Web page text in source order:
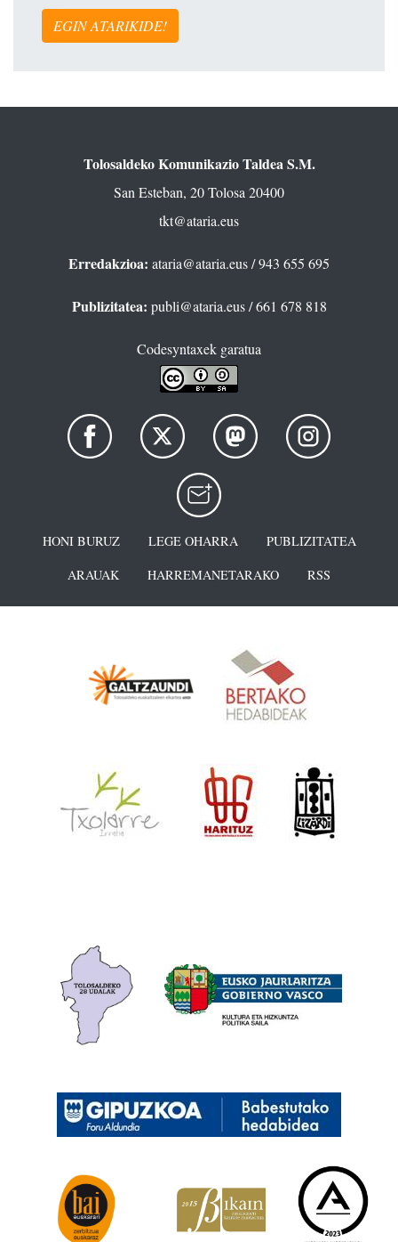
EGIN ATARIKIDE!
Tolosaldeko Komunikazio Taldea S.M.
San Esteban, 20 Tolosa 20400
tkt@ataria.eus
Erredakzioa: ataria@ataria.eus/ 943 655 695
Publizitatea: publi@ataria.eus/ 661 678 818
Codesyntaxek garatua
HONI BURUZ LEGE OHARRA
PUBLIZITATEA
ARAUAK
HARREMANETARAKO RSS